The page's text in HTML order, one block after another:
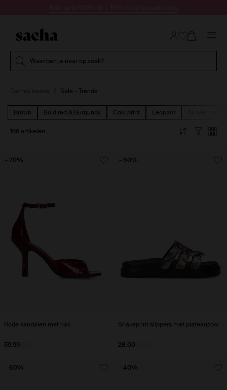
Waar ben je naar op zoek?
Sale - Trends
Brown Bold red & Burgundy Cow print Leopard
166 artikelen
Rode sandalen met hak
59.99
- 20%
Snakeprint slippers met plateauzool
28.00
- 60%
- 60% - 40%